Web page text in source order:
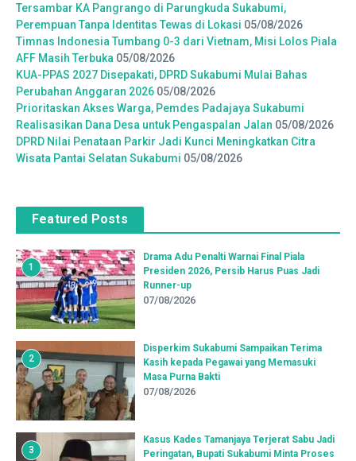
Tersambar KA Pangrango di Parungkuda Sukabumi,
Perempuan Tanpa Identitas Tewas di Lokasi 05/08/2026
Timnas Indonesia Tumbang 0-3 dari Vietnam, Misi Lolos Piala
AFF Masih Terbuka 05/08/2026
KUA-PPAS 2027 Disepakati, DPRD Sukabumi Mulai Bahas
Perubahan Anggaran 2026 05/08/2026
Prioritaskan Akses Warga, Pemdes Padajaya Sukabumi
Realisasikan Dana Desa untuk Pengaspalan Jalan 05/08/2026
DPRD Nilai Penataan Parkir Jadi Kunci Meningkatkan Citra
Wisata Pantai Selatan Sukabumi 05/08/2026
Featured Posts
1
Drama Adu Penalti Warnai Final Piala
Presiden 2026, Persib Harus Puas Jadi
Runner-up
07/08/2026
2
Disperkim Sukabumi Sampaikan Terima
Kasih kepada Pegawai yang Memasuki
Masa Purna Bakti
07/08/2026
3
Kasus Kades Tamanjaya Terjerat Sabu Jadi
Peringatan, Bupati Sukabumi Minta Proses